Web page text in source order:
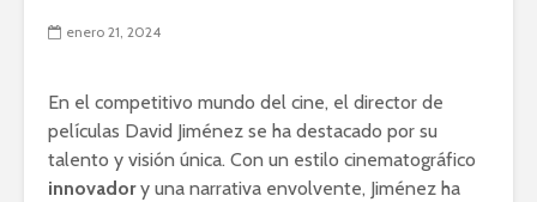
enero 21, 2024
En el competitivo mundo del cine, el director de
películas David Jiménez se ha destacado por su
talento y visión única. Con un estilo cinematográfico
innovadory una narrativa envolvente, Jiménez ha